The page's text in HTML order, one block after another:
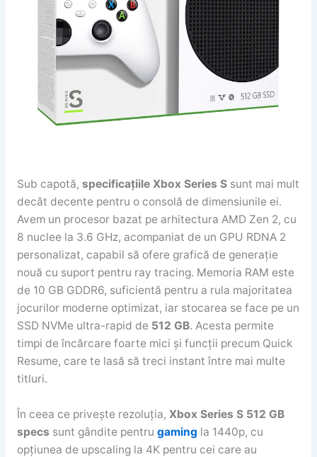
Sub capotă, specificațiile Xbox Series Ssunt mai mult
decât decente pentru o consolă de dimensiunile ei.
Avem un procesor bazat pe arhitectura AMD Zen 2, cu
8 nuclee la 3.6 GHz, acompaniat de un GPU RDNA 2
personalizat, capabil să ofere grafică de generație
nouă cu suport pentru ray tracing. Memoria RAM este
de 10 GB GDDR6, suficientă pentru a rula majoritatea
jocurilor moderne optimizat, iar stocarea se face pe un
SSD NVMe ultra-rapid de 512 GB. Acesta permite
timpi de încărcare foarte mici și funcții precum Quick
Resume, care te lasă să treci instant între mai multe
titluri.
În ceea ce privește rezoluția, Xbox Series S 512 GB
specs sunt gândite pentru gaming la 1440p, cu
opțiunea de upscaling la 4K pentru cei care au